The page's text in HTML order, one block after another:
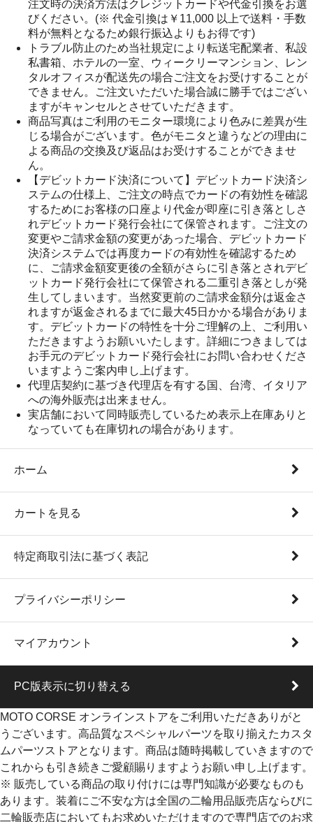
注文時の決済方法はクレジットカードや代金引換をお選
びください。(※ 代金引換は￥11,000 以上で送料・手数
料が無料となるため銀行振込よりもお得です)
トラブル防止のため当社規定により転送宅配業者、私設
私書箱、ホテルの一室、ウィークリーマンション、レン
タルオフィスが配送先の場合ご注文をお受けすることが
できません。ご注文いただいた場合誠に勝手ではござい
ますがキャンセルとさせていただきます。
商品写真はご利用のモニター環境により色みに差異が生
じる場合がございます。色がモニタと違うなどの理由に
よる商品の交換及び返品はお受けすることができませ
ん。
【デビットカード決済について】デビットカード決済シ
ステムの仕様上、ご注文の時点でカードの有効性を確認
するためにお客様の口座より代金が即座に引き落としさ
れデビットカード発行会社にて保管されます。ご注文の
変更やご請求金額の変更があった場合、デビットカード
決済システムでは再度カードの有効性を確認するため
に、ご請求金額変更後の全額がさらに引き落とされデビ
ットカード発行会社にて保管される二重引き落としが発
生してしまいます。当然変更前のご請求金額分は返金さ
れますが返金されるまでに最大45日かかる場合がありま
す。デビットカードの特性を十分ご理解の上、ご利用い
ただきますようお願いいたします。詳細につきましては
お手元のデビットカード発行会社にお問い合わせくださ
いますようご案内申し上げます。
代理店契約に基づき代理店を有する国、台湾、イタリア
への海外販売は出来ません。
実店舗において同時販売しているため表示上在庫ありと
なっていても在庫切れの場合があります。
ホーム
カートを見る
特定商取引法に基づく表記
プライバシーポリシー
マイアカウント
PC版表示に切り替える
MOTO CORSE オンラインストアをご利用いただきありがと
うございます。高品質なスペシャルパーツを取り揃えたカスタ
ムパーツストアとなります。商品は随時掲載していきますので
これからも引き続きご愛顧賜りますようお願い申し上げます。
※ 販売している商品の取り付けには専門知識が必要なものも
あります。装着にご不安な方は全国の二輪用品販売店ならびに
二輪販売店においてもお求めいただけますので専門店でのお求